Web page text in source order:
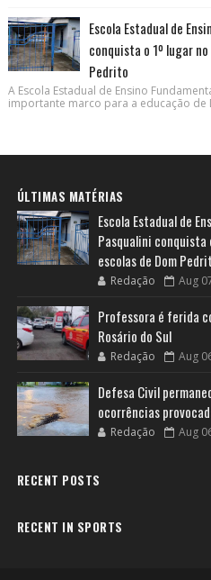
Escola Estadual de
conquista o 1º lugar
Pedrito
A Escola Estadual de Ensino
importante marco para a educação de
ÚLTIMAS MATÉRIAS
Escola Estadual de
Pasqualini conquista
escolas de Dom
Redação Aug
Professora é ferida
Rosário do Sul
Redação Aug
Defesa Civil
ocorrências
Redação Aug
RECENT POSTS
RECENT IN SPORTS